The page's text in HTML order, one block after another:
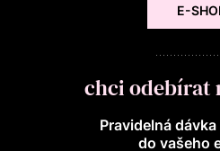
E-
chci odebírat
Pravidelná
do vašeho